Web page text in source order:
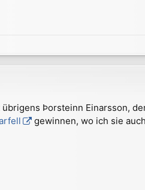
Þorsteinn Einarsson,
gewinnen, wo ich sie